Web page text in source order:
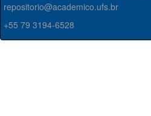
repositorio@academico.ufs.br
+55 79 3194-6528